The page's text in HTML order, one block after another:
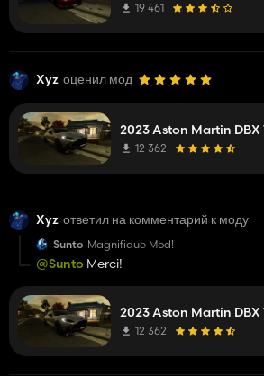
19 461
Xyz оценил мод
2023 Aston Martin DBX
12 362
Xyz ответил на комментарий к моду
Sunto Magnifique Mod!
@Sunto Merci!
2023 Aston Martin DBX
12 362